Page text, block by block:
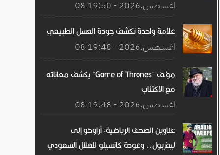
08 اغســطس.2026 - 19:50
علامة واحدة تكشف جودة العسل الطبيعي
08 اغســطس.2026 - 19:48
مؤلف "Game of Thrones" يكشف معاناته
مع الاكتئاب
08 اغســطس.2026 - 19:48
عناوين الصحف الرياضية: أراوخو إلى
ليفربول.. وعودة كانسيلو للهلال السعودي